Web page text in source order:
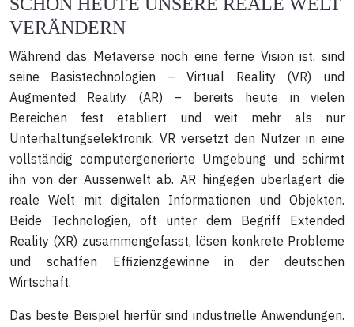
VERÄNDERN
Während das Metaverse noch eine ferne Vision ist, sind
seine Basistechnologien – Virtual Reality (VR) und
Augmented Reality (AR) – bereits heute in vielen
Bereichen fest etabliert und weit mehr als nur
Unterhaltungselektronik. VR versetzt den Nutzer in eine
vollständig computergenerierte Umgebung und schirmt
ihn von der Aussenwelt ab. AR hingegen überlagert die
reale Welt mit digitalen Informationen und Objekten.
Beide Technologien, oft unter dem Begriff Extended
Reality (XR) zusammengefasst, lösen konkrete Probleme
und schaffen Effizienzgewinne in der deutschen
Wirtschaft.
Das beste Beispiel hierfür sind industrielle Anwendungen.